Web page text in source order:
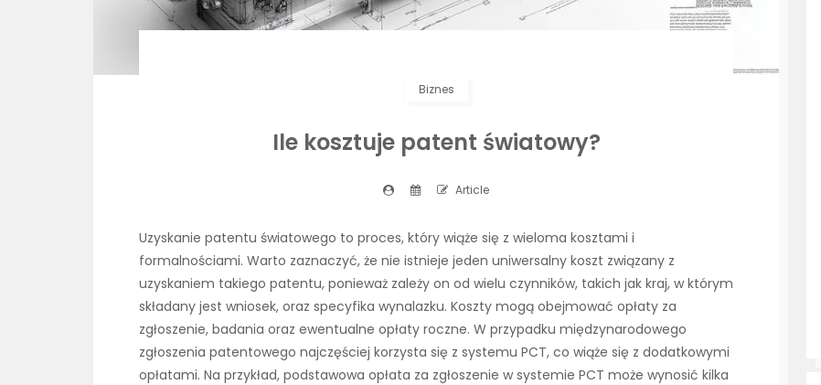
Biznes
Ile kosztuje patent światowy?
Article
Uzyskanie patentu światowego to proces, który wiąże się z wieloma kosztami i
formalnościami. Warto zaznaczyć, że nie istnieje jeden uniwersalny koszt związany z
uzyskaniem takiego patentu, ponieważ zależy on od wielu czynników, takich jak kraj, w którym
składany jest wniosek, oraz specyfika wynalazku. Koszty mogą obejmować opłaty za
zgłoszenie, badania oraz ewentualne opłaty roczne. W przypadku międzynarodowego
zgłoszenia patentowego najczęściej korzysta się z systemu PCT, co wiąże się z dodatkowymi
opłatami. Na przykład, podstawowa opłata za zgłoszenie w systemie PCT może wynosić kilka